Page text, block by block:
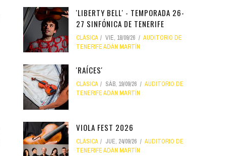
'LIBERTY BELL' - TEMPORADA 26-
27 SINFÓNICA DE TENERIFE
CLÁSICA VIE, 18/09/26
AUDITORIO DE
TENERIFE ADÁN MARTÍN
'RAÍCES'
CLÁSICA SÁB, 19/09/26
AUDITORIO DE
TENERIFE ADÁN MARTÍN
VIOLA FEST 2026
CLÁSICA JUE, 24/09/26
AUDITORIO DE
TENERIFE ADÁN MARTÍN